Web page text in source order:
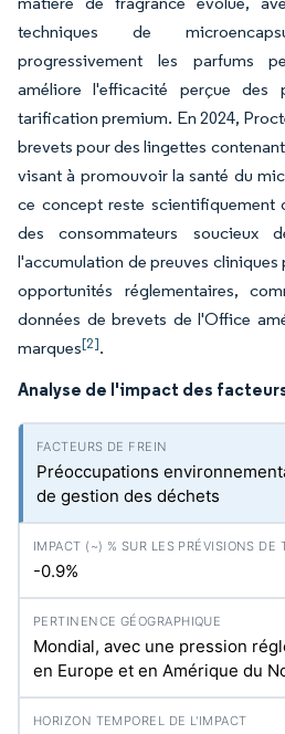
techniques de
progressivement les parfums
améliore l'efficacité perçue des
tarification premium. En 2024,
brevets pour des lingettes
visant à promouvoir la santé du
ce concept reste scientifiquement
des consommateurs soucieux
l'accumulation de preuves cliniques
opportunités réglementaires,
données de brevets de l'Office
marques[2].
Analyse de l'impact des
Préoccupations
de gestion des déchets
-0.9%
Mondial, avec une pression
en Europe et en Amérique du